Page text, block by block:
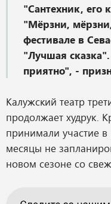
"Сантехник, его
"Мёрзни,
фестивале в
"Лучшая
приятно", -
Калужский театр
продолжает худрук.
принимали участие в
месяцы не
новом сезоне со